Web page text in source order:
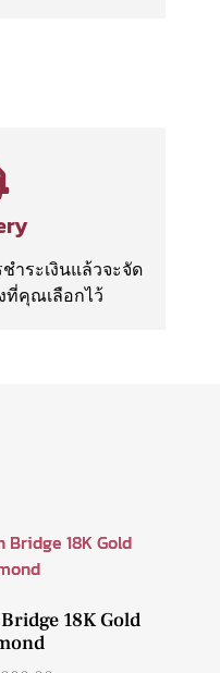
ำระเงินแล้วจะจัด
ที่คุณเลือกไว้
18K Gold